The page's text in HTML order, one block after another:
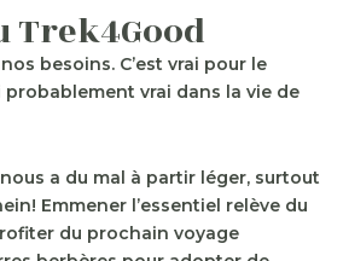
Trek4Good
besoins. C’est vrai pour le
probablement vrai dans la vie de
a du mal à partir léger, surtout
Emmener l’essentiel relève du
du prochain voyage